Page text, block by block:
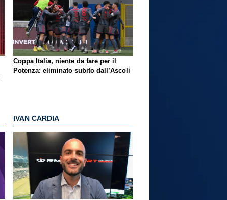
Coppa Italia, niente da fare per il
Potenza: eliminato subito dall’Ascoli
IVAN CARDIA